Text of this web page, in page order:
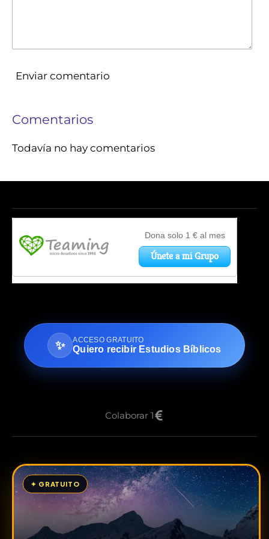
Enviar comentario
Comentarios
Todavía no hay comentarios
✨ ACCESO GRATUITO
Quiero recibir Estudios Bíblicos
Colaborar 1
✦ GRATUITO